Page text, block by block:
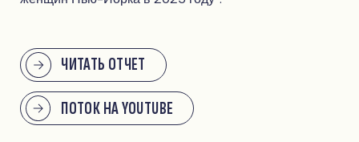
ЧИТАТЬ ОТЧЕТ
ПОТОК НА YOUTUBE